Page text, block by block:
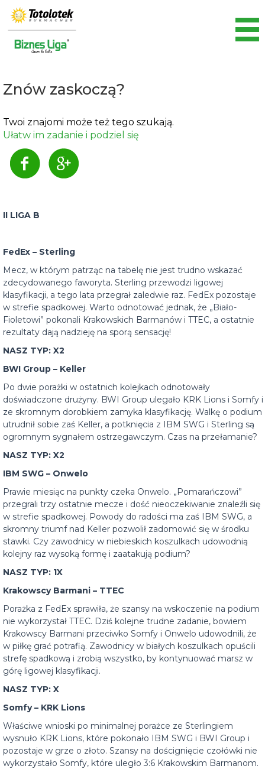
Znów zaskoczą?
Twoi znajomi może też tego szukają.
Ułatw im zadanie i podziel się
II LIGA B
FedEx – Sterling
Mecz, w którym patrząc na tabelę nie jest trudno wskazać
zdecydowanego faworyta. Sterling przewodzi ligowej
klasyfikacji, a tego lata przegrał zaledwie raz. FedEx pozostaje
w strefie spadkowej. Warto odnotować jednak, że „Biało-
Fioletowi” pokonali Krakowskich Barmanów i TTEC, a ostatnie
rezultaty dają nadzieję na sporą sensację!
NASZ TYP: X2
BWI Group – Keller
Po dwie porażki w ostatnich kolejkach odnotowały
doświadczone drużyny. BWI Group ulegało KRK Lions i Somfy i
ze skromnym dorobkiem zamyka klasyfikację. Walkę o podium
utrudnił sobie zaś Keller, a potknięcia z IBM SWG i Sterling są
ogromnym sygnałem ostrzegawczym. Czas na przełamanie?
NASZ TYP: X2
IBM SWG – Onwelo
Prawie miesiąc na punkty czeka Onwelo. „Pomarańczowi”
przegrali trzy ostatnie mecze i dość nieoczekiwanie znaleźli się
w strefie spadkowej. Powody do radości ma zaś IBM SWG, a
skromny triumf nad Keller pozwolił zadomowić się w środku
stawki. Czy zawodnicy w niebieskich koszulkach udowodnią
kolejny raz wysoką formę i zaatakują podium?
NASZ TYP: 1X
Krakowscy Barmani – TTEC
Porażka z FedEx sprawiła, że szansy na wskoczenie na podium
nie wykorzystał TTEC. Dziś kolejne trudne zadanie, bowiem
Krakowscy Barmani przeciwko Somfy i Onwelo udowodnili, że
w piłkę grać potrafią. Zawodnicy w białych koszulkach opuścili
strefę spadkową i zrobią wszystko, by kontynuować marsz w
górę ligowej klasyfikacji.
NASZ TYP: X
Somfy – KRK Lions
Właściwe wnioski po minimalnej porażce ze Sterlingiem
wysnuło KRK Lions, które pokonało IBM SWG i BWI Group i
pozostaje w grze o złoto. Szansy na doścignięcie czołówki nie
wykorzystało Somfy, które uległo 3:6 Krakowskim Barmanom.